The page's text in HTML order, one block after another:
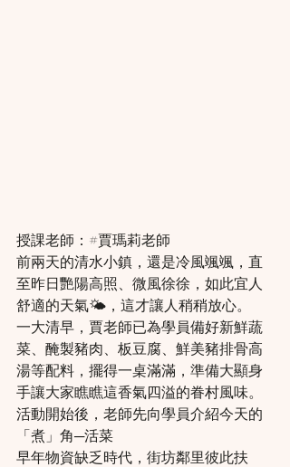
授課老師：#賈瑪莉老師
前兩天的清水小鎮，還是冷風颯颯，直
至昨日艷陽高照、微風徐徐，如此宜人
舒適的天氣🌤，這才讓人稍稍放心。
一大清早，賈老師已為學員備好新鮮蔬
菜、醃製豬肉、板豆腐、鮮美豬排骨高
湯等配料，擺得一桌滿滿，準備大顯身
手讓大家瞧瞧這香氣四溢的眷村風味。
活動開始後，老師先向學員介紹今天的
「煮」角─活菜
早年物資缺乏時代，街坊鄰里彼此扶